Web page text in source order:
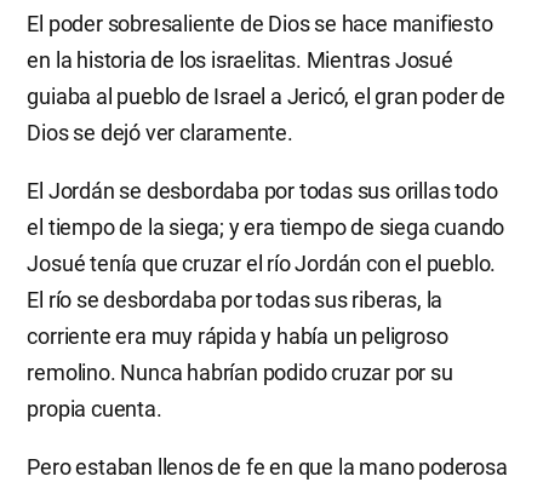
El poder sobresaliente de Dios se hace manifiesto
en la historia de los israelitas. Mientras Josué
guiaba al pueblo de Israel a Jericó, el gran poder de
Dios se dejó ver claramente.
El Jordán se desbordaba por todas sus orillas todo
el tiempo de la siega; y era tiempo de siega cuando
Josué tenía que cruzar el río Jordán con el pueblo.
El río se desbordaba por todas sus riberas, la
corriente era muy rápida y había un peligroso
remolino. Nunca habrían podido cruzar por su
propia cuenta.
Pero estaban llenos de fe en que la mano poderosa